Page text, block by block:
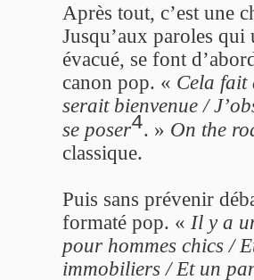
Après tout, c’est une
Jusqu’aux paroles
évacué, se font
canon pop. « Cela fait
serait bienvenue /
se poser4. » On the
classique.
Puis sans prévenir
formaté pop. « Il y a
pour hommes chics /
immobiliers / Et un